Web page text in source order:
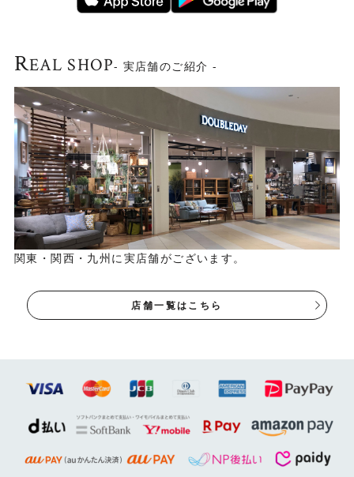
▼ダイニングテーブル(幅150cm)、ベンチ(片肘)、ベンチ
(肘無し)
3サイズから選べます
部屋の広さや人数に合わせて3サイズからお選びいただけま
REAL SHOP- 実店舗のご紹介 -
関東・関西・九州に実店舗がございます。
店舗一覧はこちら